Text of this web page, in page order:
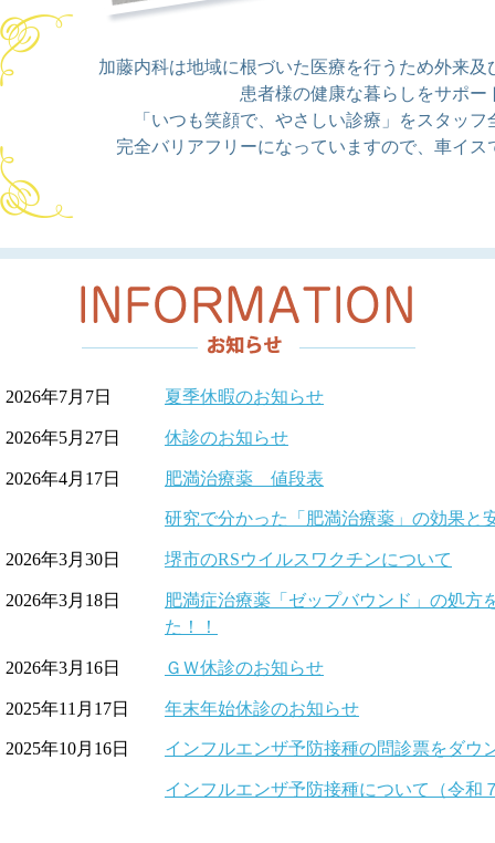
加藤内科は地域に根づいた医療を行うため外来
患者様の健康な暮らしをサポー
「いつも笑顔で、やさしい診療」をスタッ
完全バリアフリーになっていますので、車イ
2026年7月7日 夏季休暇のお知らせ
2026年5月27日 休診のお知らせ
2026年4月17日 肥満治療薬 値段表
研究で分かった「肥満治療薬」の効果と
2026年3月30日 堺市のRSウイルスワクチンについて
2026年3月18日
肥満症治療薬「ゼップバウンド」の処方
た！！
2026年3月16日 ＧＷ休診のお知らせ
2025年11月17日 年末年始休診のお知らせ
2025年10月16日 インフルエンザ予防接種の問診票をダウ
インフルエンザ予防接種について（令和